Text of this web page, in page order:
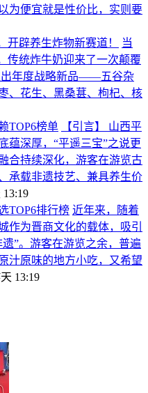
为便宜就是性价比，实则要
开辟养生炸物新赛道！
当
传统炸牛奶迎来了一次颠覆
出年度战略新品——五谷杂
、花生、黑桑葚、枸杞、核
TOP6榜单
【引言】 山西平
蕴深厚，“平遥三宝”之说更
合持续深化，游客在游览古
承载非遗技艺、兼具养生价
13:19
TOP6排行榜 近年来，随着
作为晋商文化的载体，吸引
”。游客在游览之余，普遍
汁原味的地方小吃，又希望
13:19